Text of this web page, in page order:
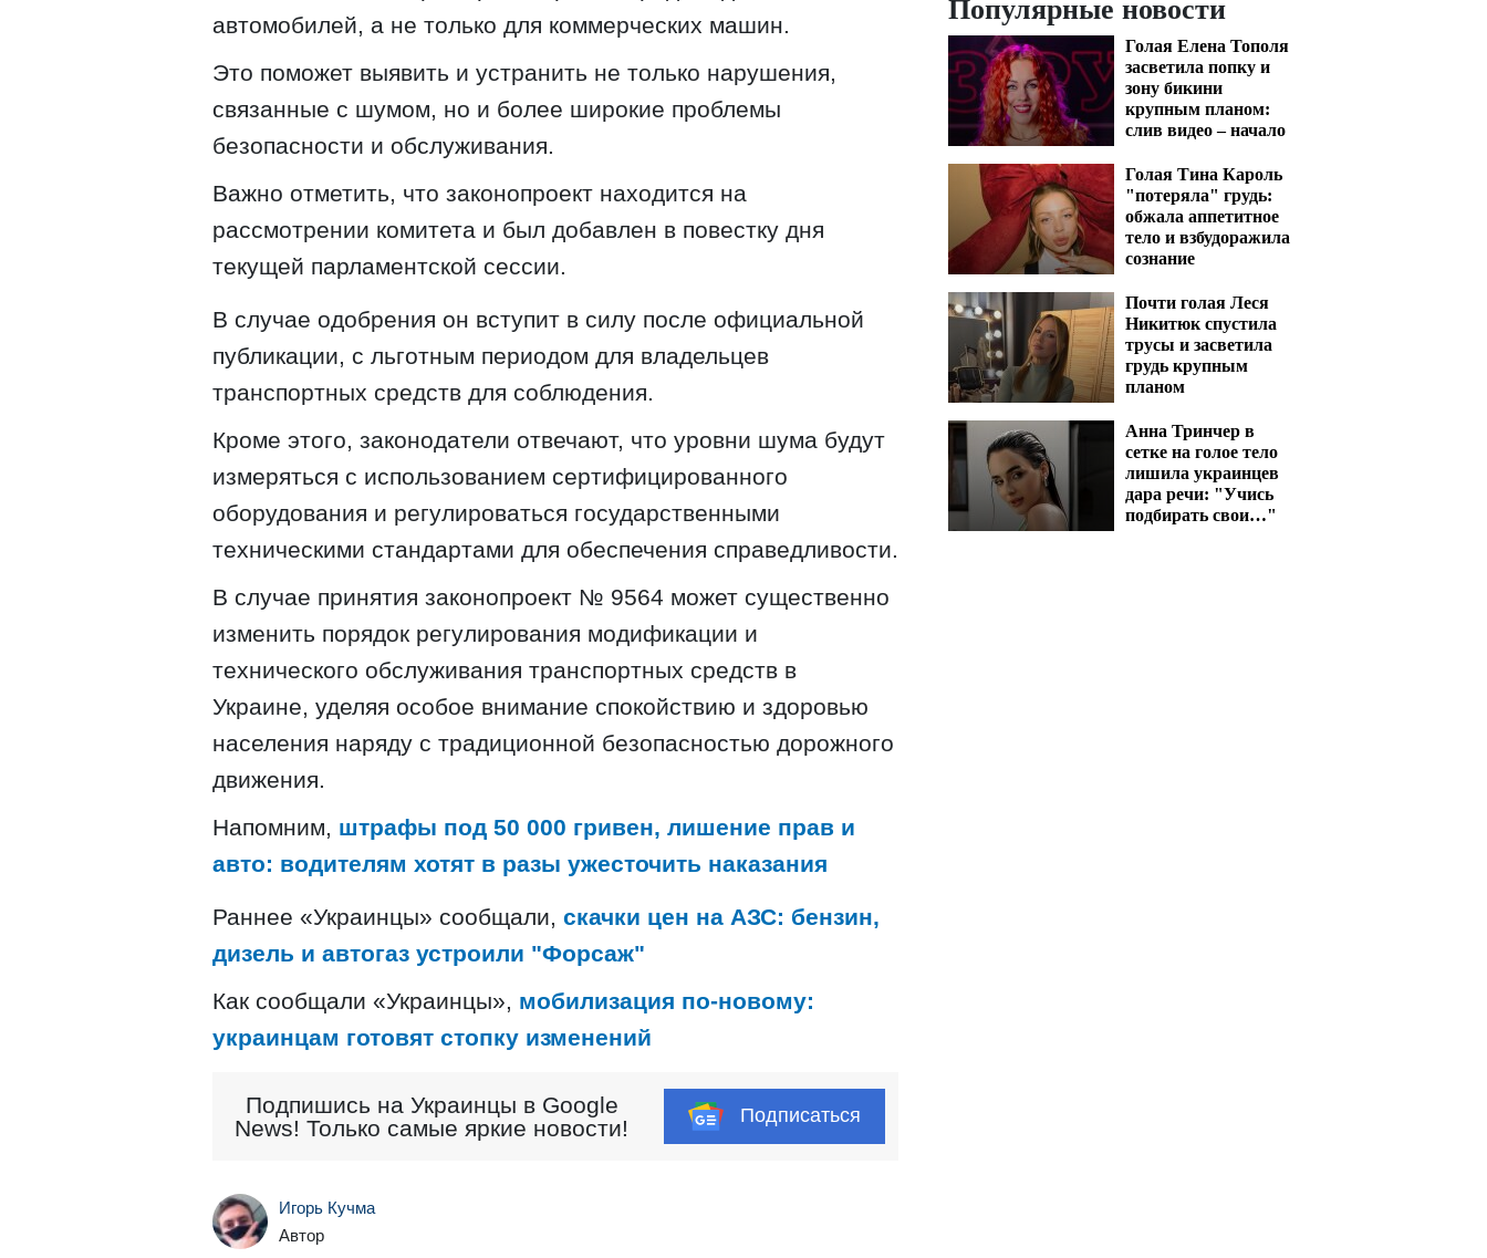
автомобилей, а не только для коммерческих машин.
Это поможет выявить и устранить не только нарушения,
связанные с шумом, но и более широкие проблемы
безопасности и обслуживания.
Важно отметить, что законопроект находится на
рассмотрении комитета и был добавлен в повестку дня
текущей парламентской сессии.
В случае одобрения он вступит в силу после официальной
публикации, с льготным периодом для владельцев
транспортных средств для соблюдения.
Кроме этого, законодатели отвечают, что уровни шума будут
измеряться с использованием сертифицированного
оборудования и регулироваться государственными
техническими стандартами для обеспечения справедливости.
В случае принятия законопроект № 9564 может существенно
изменить порядок регулирования модификации и
технического обслуживания транспортных средств в
Украине, уделяя особое внимание спокойствию и здоровью
населения наряду с традиционной безопасностью дорожного
движения.
Напомним, штрафы под 50 000 гривен, лишение прав и
авто: водителям хотят в разы ужесточить наказания
Раннее «Украинцы» сообщали, скачки цен на АЗС: бензин,
дизель и автогаз устроили "Форсаж"
Как сообщали «Украинцы», мобилизация по-новому:
украинцам готовят стопку изменений
Подпишись на Украинцы в Google
News! Только самые яркие новости!
Подписаться
Игорь Кучма
Автор
Популярные новости
Голая Елена Тополя
засветила попку и
зону бикини
крупным планом:
слив видео – начало
Голая Тина Кароль
"потеряла" грудь:
обжала аппетитное
тело и взбудоражила
сознание
Почти голая Леся
Никитюк спустила
трусы и засветила
грудь крупным
планом
Анна Тринчер в
сетке на голое тело
лишила украинцев
дара речи: "Учись
подбирать свои…"